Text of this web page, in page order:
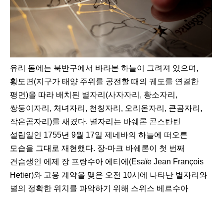
유리 돔에는 북반구에서 바라본 하늘이 그려져 있으며,
황도면(지구가 태양 주위를 공전할 때의 궤도를 연결한
평면)을 따라 배치된 별자리(사자자리, 황소자리,
쌍둥이자리, 처녀자리, 천칭자리, 오리온자리, 큰곰자리,
작은곰자리)를 새겼다. 별자리는 바쉐론 콘스탄틴
설립일인 1755년 9월 17일 제네바의 하늘에 떠오른
모습을 그대로 재현했다. 장-마크 바쉐론이 첫 번째
견습생인 에제 장 프랑수아 에티에(Esaïe Jean François
Hetier)와 고용 계약을 맺은 오전 10시에 나타난 별자리와
별의 정확한 위치를 파악하기 위해 스위스 베르수아